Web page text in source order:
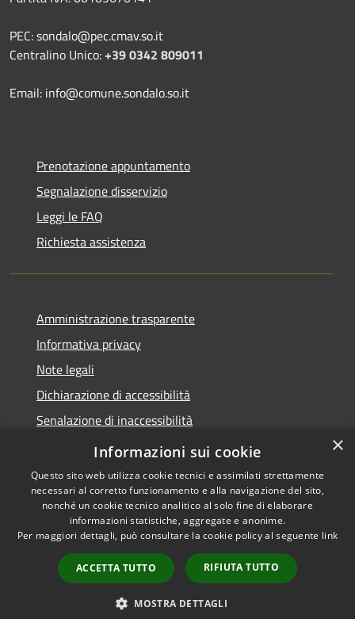
PEC: sondalo@pec.cmav.so.it
Centralino Unico:+39 0342 809011
Email: info@comune.sondalo.so.it
Prenotazione appuntamento
Segnalazione disservizio
Leggi le FAQ
Richiesta assistenza
Amministrazione trasparente
Informativa privacy
Note legali
Dichiarazione di accessibilità
Senalazione di inaccessibilità
Whistleblowing segnalazione illeciti
Accessibilità
Copyright © 2026 • Comune di
Sondalo • Powered by
Municipium•
Accesso
redazione
×
Informazioni sui cookie
Questo sito web utilizza cookie tecnici e assimilati strettamente
necessari al corretto funzionamento e alla navigazione del sito,
nonché un cookie tecnico analitico al solo fine di elaborare
informazioni statistiche, aggregate e anonime.
Per maggiori dettagli, può consultare la cookie policy al seguente link
ACCETTA TUTTO RIFIUTA TUTTO
MOSTRA DETTAGLI